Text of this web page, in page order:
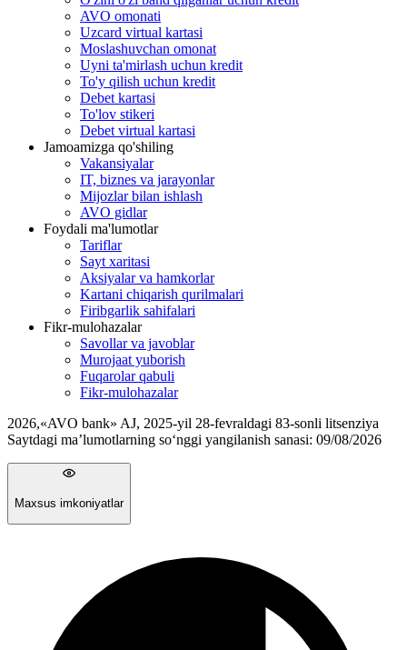
AVO omonati
Uzcard virtual kartasi
Moslashuvchan omonat
Uyni ta'mirlash uchun kredit
To'y qilish uchun kredit
Debet kartasi
To'lov stikeri
Debet virtual kartasi
Jamoamizga qo'shiling
Vakansiyalar
IT, biznes va jarayonlar
Mijozlar bilan ishlash
AVO gidlar
Foydali ma'lumotlar
Tariflar
Sayt xaritasi
Aksiyalar va hamkorlar
Kartani chiqarish qurilmalari
Firibgarlik sahifalari
Fikr-mulohazalar
Savollar va javoblar
Murojaat yuborish
Fuqarolar qabuli
Fikr-mulohazalar
2026,«AVO bank» AJ, 2025-yil 28-fevraldagi 83-sonli litsenziya
Saytdagi ma’lumotlarning so‘nggi yangilanish sanasi: 09/08/2026
Maxsus imkoniyatlar